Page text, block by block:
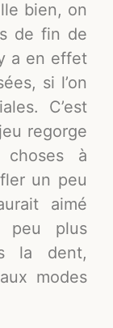
bien, on
de fin de
a en effet
si l’on
C’est
regorge
à
un peu
aimé
peu plus
la dent,
modes